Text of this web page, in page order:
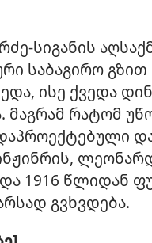
სიგანის
საბაგირო გზით
ისე ქვედა
მაგრამ რატომ
1916 წლიდან
გვხვდება.